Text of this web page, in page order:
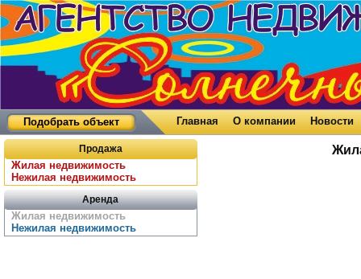
Подобрать объект Главная О компании Новости
Продажа
Жилая недвижимость
Нежилая недвижимость
Аренда
Жилая недвижимость
Нежилая недвижимость